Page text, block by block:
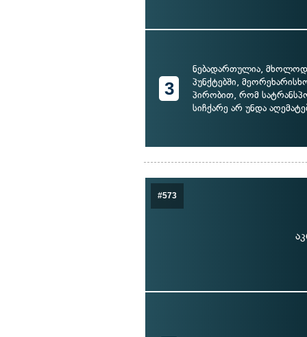
3
ნებადართულია,
პუნქტებში,
პირობით, რომ
სიჩქარე არ უნდა
#573